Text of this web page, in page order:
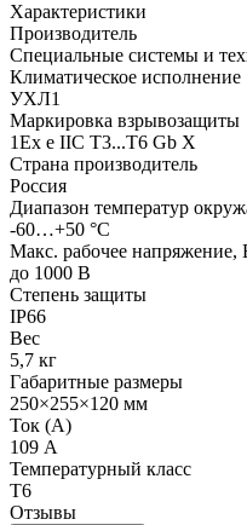
Характеристики
Производитель
Специальные системы и
Климатическое исполнение
УХЛ1
Маркировка взрывозащиты
1Ex e IIC T3...T6 Gb X
Страна производитель
Россия
Диапазон температур
-60…+50 °С
Макс. рабочее напряжение,
до 1000 В
Степень защиты
IP66
Вес
5,7 кг
Габаритные размеры
250×255×120 мм
Ток (А)
109 А
Температурный класс
Т6
Отзывы